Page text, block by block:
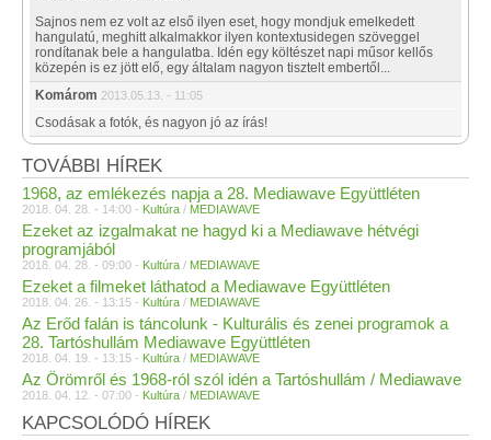
Sajnos nem ez volt az első ilyen eset, hogy mondjuk emelkedett
hangulatú, meghitt alkalmakkor ilyen kontextusidegen szöveggel
rondítanak bele a hangulatba. Idén egy költészet napi műsor kellős
közepén is ez jött elő, egy általam nagyon tisztelt embertől...
Komárom 2013.05.13. - 11:05
Csodásak a fotók, és nagyon jó az írás!
TOVÁBBI HÍREK
1968, az emlékezés napja a 28. Mediawave Együttléten
2018. 04. 28. - 14:00 - Kultúra / MEDIAWAVE
Ezeket az izgalmakat ne hagyd ki a Mediawave hétvégi
programjából
2018. 04. 28. - 09:00 - Kultúra / MEDIAWAVE
Ezeket a filmeket láthatod a Mediawave Együttléten
2018. 04. 26. - 13:15 - Kultúra / MEDIAWAVE
Az Erőd falán is táncolunk - Kulturális és zenei programok a
28. Tartóshullám Mediawave Együttléten
2018. 04. 19. - 13:15 - Kultúra / MEDIAWAVE
Az Örömről és 1968-ról szól idén a Tartóshullám / Mediawave
2018. 04. 12. - 07:00 - Kultúra / MEDIAWAVE
KAPCSOLÓDÓ HÍREK